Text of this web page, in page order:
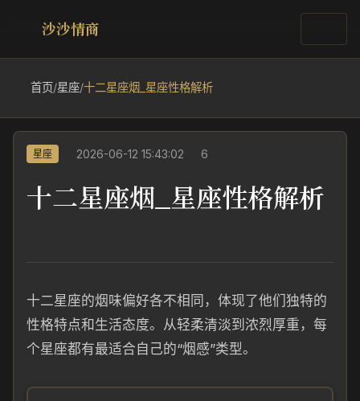
沙沙情商
首页/星座/十二星座烟_星座性格解析
星座 2026-06-12 15:43:02 6
十二星座烟_星座性格解析
十二星座的烟味偏好各不相同，体现了他们独特的
性格特点和生活态度。从轻柔清淡到浓烈厚重，每
个星座都有最适合自己的“烟感”类型。